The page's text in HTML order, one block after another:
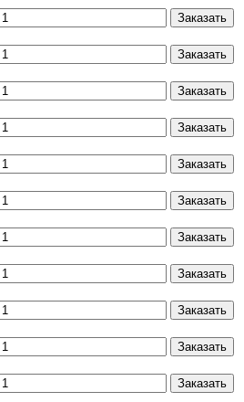
Заказать
Заказать
Заказать
Заказать
Заказать
Заказать
Заказать
Заказать
Заказать
Заказать
Заказать